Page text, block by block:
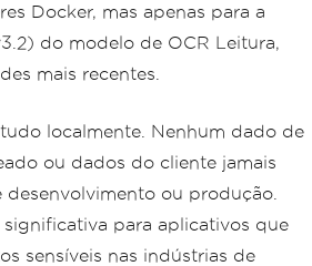
Docker, mas apenas para a
do modelo de OCR Leitura,
mais recentes.
localmente. Nenhum dado de
ou dados do cliente jamais
desenvolvimento ou produção.
significativa para aplicativos que
sensíveis nas indústrias de